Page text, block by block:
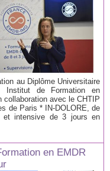
au Diplôme Universitaire
Institut de Formation en
collaboration avec le CHTIP
de Paris * IN-DOLORE, de
et intensive de 3 jours en
en EMDR